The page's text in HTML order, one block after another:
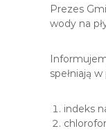
Prezes
wody na
spełniają
indeks